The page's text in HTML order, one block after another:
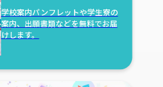
学校案内パンフレットや学生寮の
案内、出願書類などを無料でお届
けします。